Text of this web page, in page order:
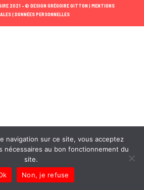
2021 •© DESIGN GRÉGOIRE GITTON | MENTIONS
| DONNÉES PERSONNELLES
navigation sur ce site, vous acceptez
nécessaires au bon fonctionnement du
site.
Non, je refuse